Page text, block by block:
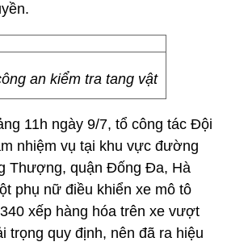
an kiểm tra tang vật
11h ngày 9/7, tổ công tác Đội
nhiệm vụ tại khu vực đường
Thượng, quận Đống Đa, Hà
phụ nữ điều khiển xe mô tô
xếp hàng hóa trên xe vượt
trọng quy định, nên đã ra hiệu